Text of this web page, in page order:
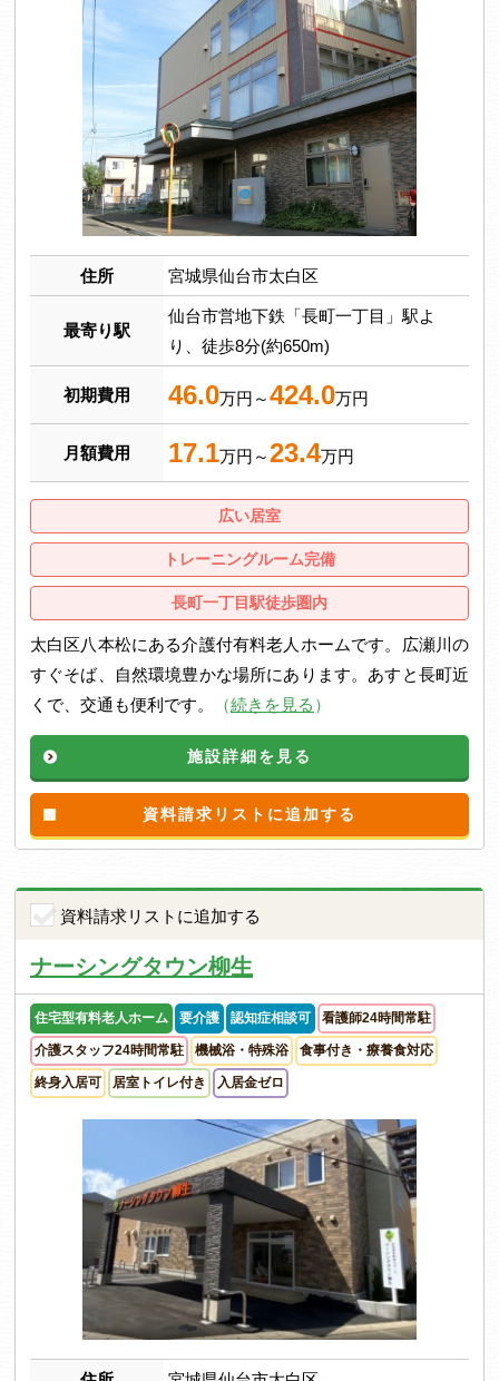
住所 宮城県仙台市太白区
最寄り駅
仙台市営地下鉄「長町一丁目」駅よ
り、徒歩8分(約650m)
初期費用 46.0万円～424.0万円
月額費用 17.1万円～23.4万円
広い居室
トレーニングルーム完備
長町一丁目駅徒歩圏内
太白区八本松にある介護付有料老人ホームです。広瀬川の
すぐそば、自然環境豊かな場所にあります。あすと長町近
くで、交通も便利です。
（続きを見る ）
施設詳細を見る
資料請求リストに追加する
資料請求リストに追加する
ナーシングタウン柳生
住宅型有料老人ホーム 要介護 認知症相談可 看護師24時間常駐
介護スタッフ24時間常駐 機械浴・特殊浴 食事付き・療養食対応
終身入居可 居室トイレ付き 入居金ゼロ